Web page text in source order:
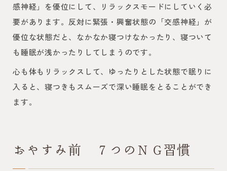
感神経」を優位にして、リラックスモードにしていく必
要があります。反対に緊張・興奮状態の「交感神経」が
優位な状態だと、なかなか寝つけなかったり、寝ついて
も睡眠が浅かったりしてしまうのです。
心も体もリラックスして、ゆったりとした状態で眠りに
入ると、寝つきもスムーズで深い睡眠をとることができ
ます。
おやすみ前 ７つのN G習慣